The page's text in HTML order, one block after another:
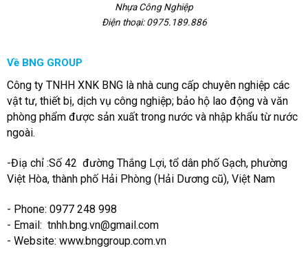
Nhựa Công Nghiệp
Điện thoại: 0975.189.886
Về BNG GROUP
Công ty TNHH XNK BNG là nhà cung cấp chuyên nghiệp các
vật tư, thiết bị, dịch vụ công nghiệp; bảo hộ lao động và văn
phòng phẩm được sản xuất trong nước và nhập khẩu từ nước
ngoài.
-Điạ chỉ :Số 42 đường Thắng Lợi, tổ dân phố Gạch, phường
Việt Hòa, thành phố Hải Phòng (Hải Dương cũ), Việt Nam
- Phone: 0977 248 998
- Email: tnhh.bng.vn@gmail.com
- Website: www.bnggroup.com.vn